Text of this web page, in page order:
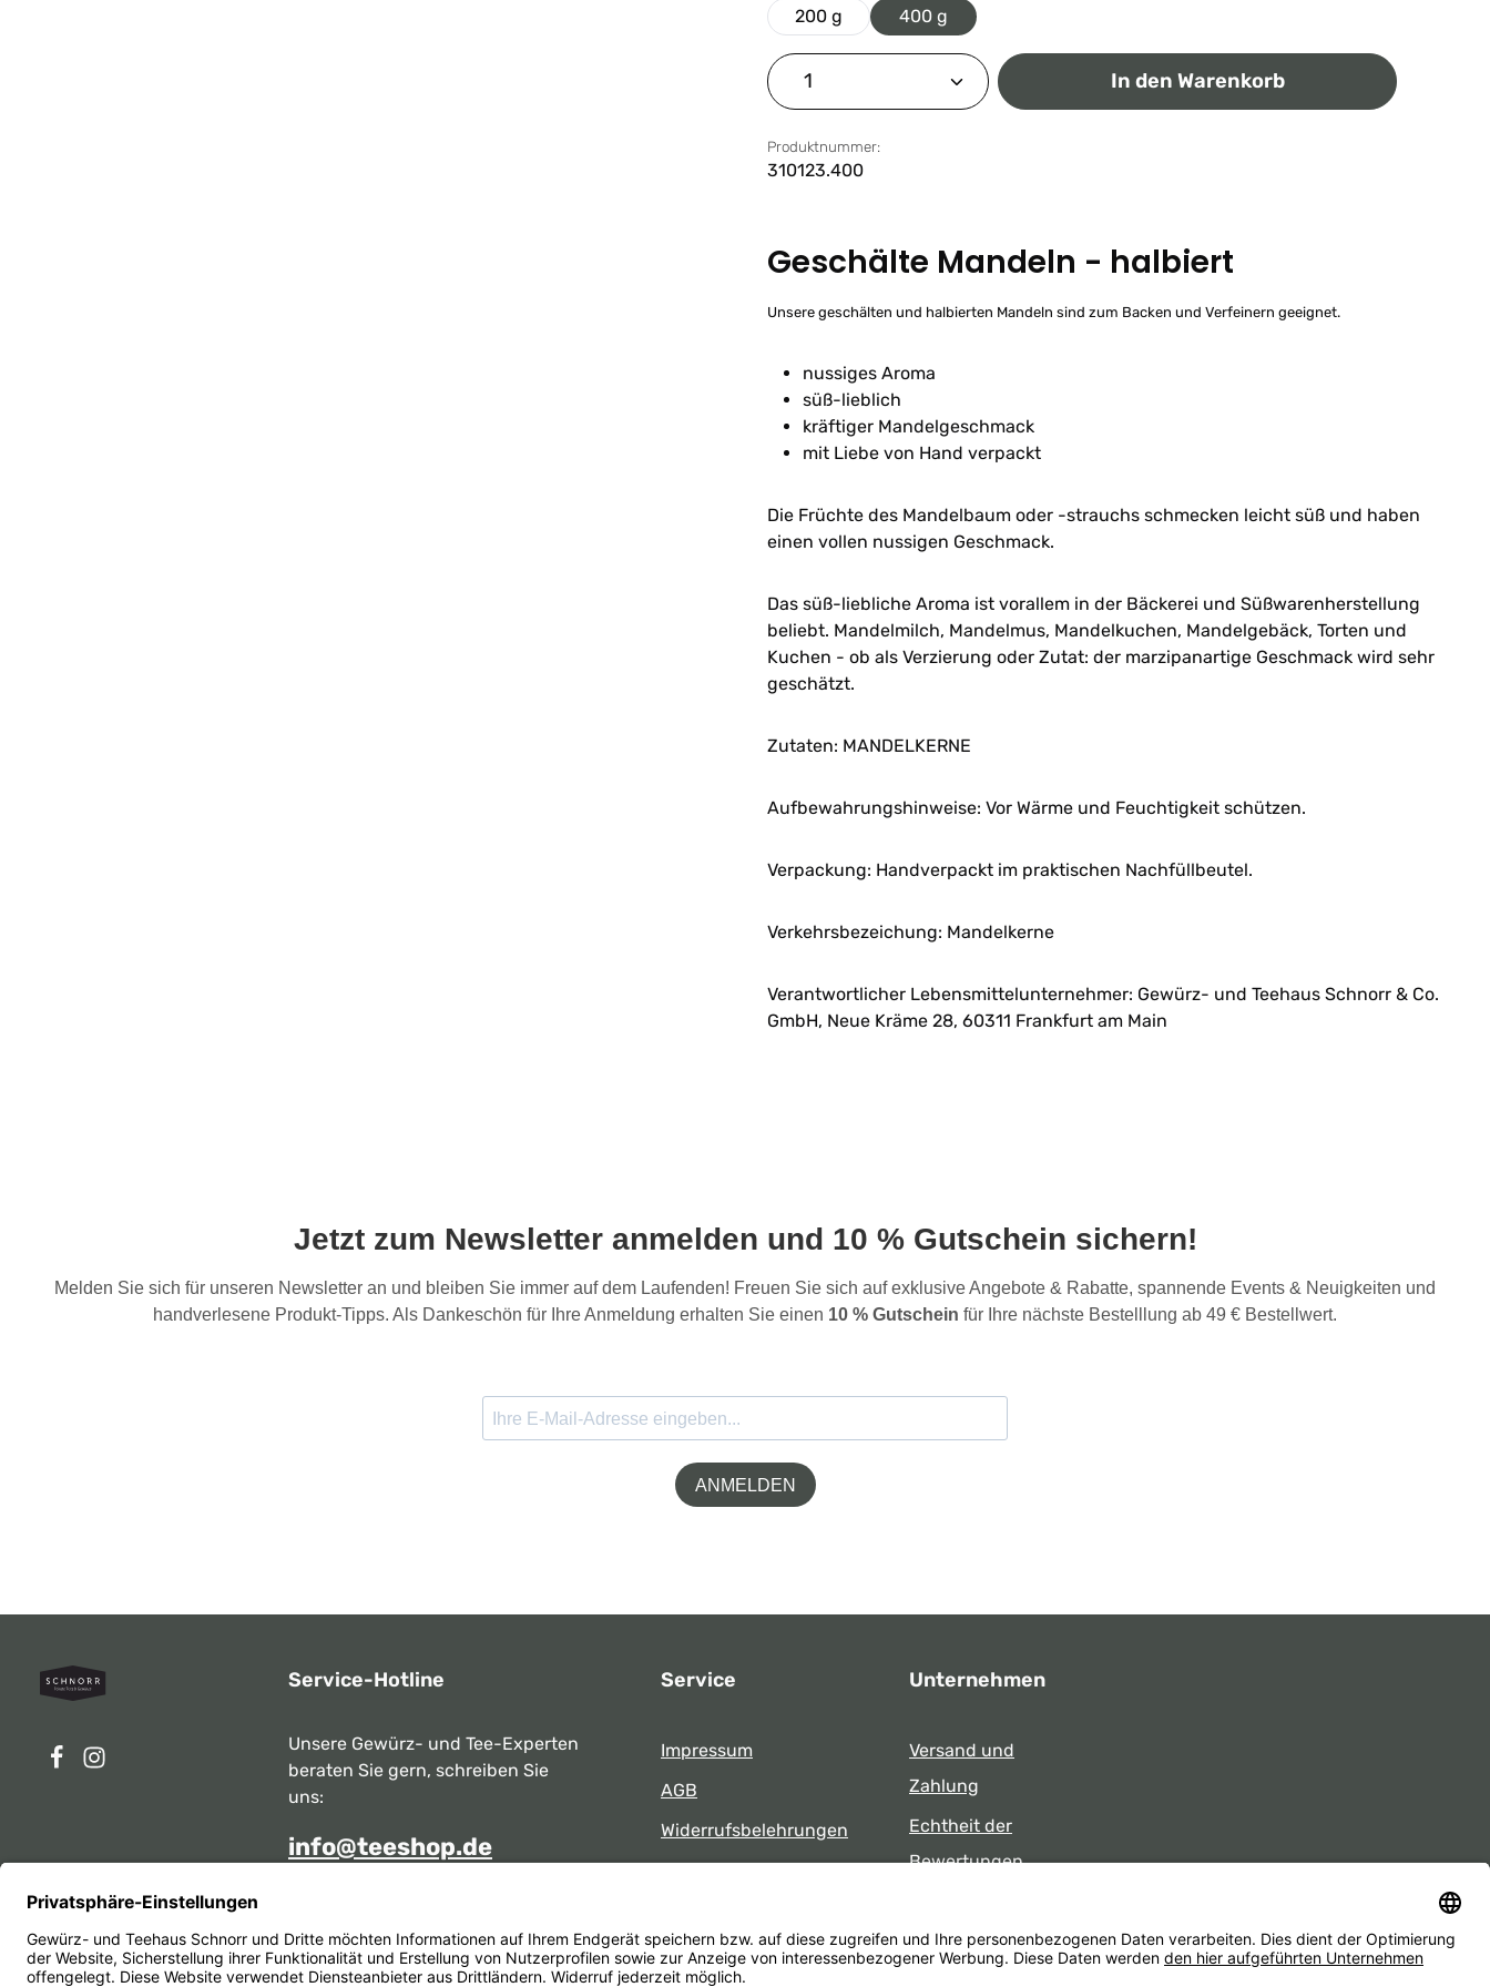
200 g
400 g
Produkt Anzahl: Gib den gewünschten Wert ein oder
In den Warenkorb
Produktnummer:
310123.400
Geschälte Mandeln - halbiert
Unsere geschälten und halbierten Mandeln sind zum Backen und Verfeinern geeignet.
nussiges Aroma
süß-lieblich
kräftiger Mandelgeschmack
mit Liebe von Hand verpackt
Die Früchte des Mandelbaum oder -strauchs schmecken leicht süß und haben
einen vollen nussigen Geschmack.
Das süß-liebliche Aroma ist vorallem in der Bäckerei und Süßwarenherstellung
beliebt. Mandelmilch, Mandelmus, Mandelkuchen, Mandelgebäck, Torten und
Kuchen - ob als Verzierung oder Zutat: der marzipanartige Geschmack wird sehr
geschätzt.
Zutaten: MANDELKERNE
Aufbewahrungshinweise: Vor Wärme und Feuchtigkeit schützen.
Verpackung: Handverpackt im praktischen Nachfüllbeutel.
Verkehrsbezeichung: Mandelkerne
Verantwortlicher Lebensmittelunternehmer: Gewürz- und Teehaus Schnorr & Co.
GmbH, Neue Kräme 28, 60311 Frankfurt am Main
Jetzt zum Newsletter anmelden und 10 % Gutschein sichern!
Melden Sie sich für unseren Newsletter an und bleiben Sie immer auf dem Laufenden! Freuen Sie sich auf exklusive Angebote & Rabatte, spannende Events & Neuigkeiten und
handverlesene Produkt-Tipps. Als Dankeschön für Ihre Anmeldung erhalten Sie einen 10 % Gutschein für Ihre nächste Bestelllung ab 49 € Bestellwert.
ANMELDEN
Service-Hotline
Unsere Gewürz- und Tee-Experten
beraten Sie gern, schreiben Sie
uns:
info@teeshop.de
Mo - Sa zwischen 10:00 - 17:00 Uhr
unter:
Service
Impressum
AGB
Widerrufsbelehrungen
Datenschutz
Unternehmen
Versand und
Zahlung
Echtheit der
Bewertungen
Laden